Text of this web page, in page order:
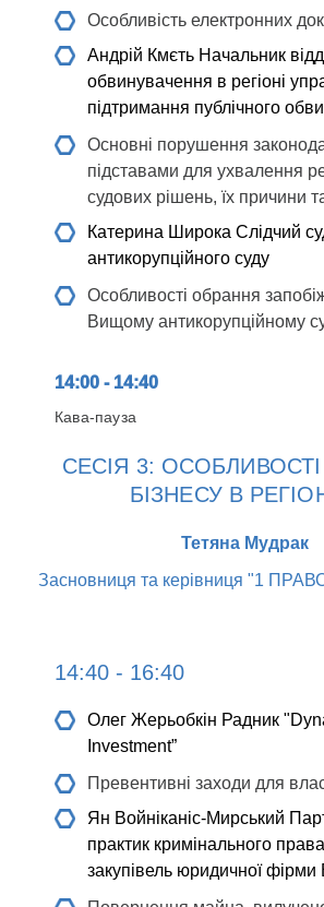
Особливість електронних
Андрій Кмєть Начальник
обвинувачення в регіоні
підтримання публічного
Основні порушення
підставами для ухвалення
судових рішень, їх причини
Катерина Широка Слідчий
антикорупційного суду
Особливості обрання
Вищому антикорупційному
14:00 - 14:40
Кава-пауза
СЕСІЯ 3:
БІЗНЕСУ В
Тетяна Мудрак
Засновниця та керівниця "1
14:40 - 16:40
Олег Жерьобкін Радник
Investment”
Превентивні заходи для
Ян Войніканіс-Мирський
практик кримінального
закупівель юридичної